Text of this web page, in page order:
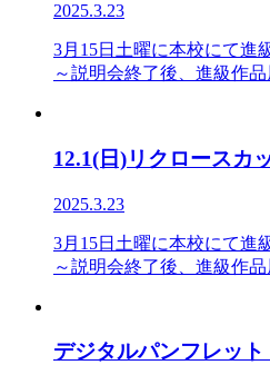
2025.3.23
3月15日土曜に本校にて進
～説明会終了後、進級作
12.1(日)リクロースカ
2025.3.23
3月15日土曜に本校にて進
～説明会終了後、進級作
デジタルパンフレット